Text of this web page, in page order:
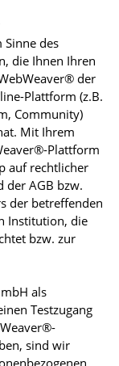
Sinne des
die Ihnen Ihren
der
Plattform (z.B.
Community)
Mit Ihrem
Plattform
auf rechtlicher
der AGB bzw.
der betreffenden
Institution, die
bzw. zur
als
Testzugang
sind wir